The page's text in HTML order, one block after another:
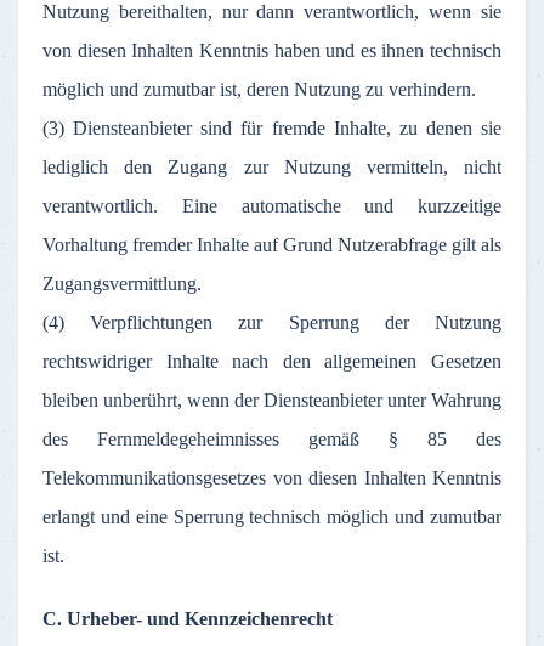
Nutzung bereithalten, nur dann verantwortlich, wenn sie
von diesen Inhalten Kenntnis haben und es ihnen technisch
möglich und zumutbar ist, deren Nutzung zu verhindern.
(3) Diensteanbieter sind für fremde Inhalte, zu denen sie
lediglich den Zugang zur Nutzung vermitteln, nicht
verantwortlich. Eine automatische und kurzzeitige
Vorhaltung fremder Inhalte auf Grund Nutzerabfrage gilt als
Zugangsvermittlung.
(4) Verpflichtungen zur Sperrung der Nutzung
rechtswidriger Inhalte nach den allgemeinen Gesetzen
bleiben unberührt, wenn der Diensteanbieter unter Wahrung
des Fernmeldegeheimnisses gemäß § 85 des
Telekommunikationsgesetzes von diesen Inhalten Kenntnis
erlangt und eine Sperrung technisch möglich und zumutbar
ist.
C. Urheber- und Kennzeichenrecht